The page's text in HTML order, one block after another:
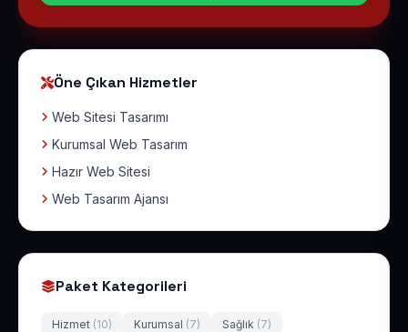
Öne Çıkan Hizmetler
Web Sitesi Tasarımı
Kurumsal Web Tasarım
Hazır Web Sitesi
Web Tasarım Ajansı
Paket Kategorileri
Hizmet (10) Kurumsal (7) Sağlık (7)